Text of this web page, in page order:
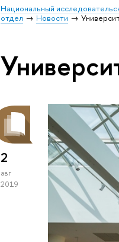
Национальный
отдел
Новости
2
авг
2019